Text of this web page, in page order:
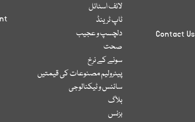
Contact Us
لائف اسٹائل
ٹاپ ٹرینڈ
دلچسپ و عجیب
صحت
سونے کے نرخ
پیٹرولیم مصنوعات کی قیمتیں
سائنس و ٹیکنالوجی
بلاگ
بزنس